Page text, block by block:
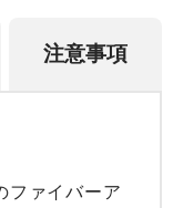
注意事項
ファイバーア